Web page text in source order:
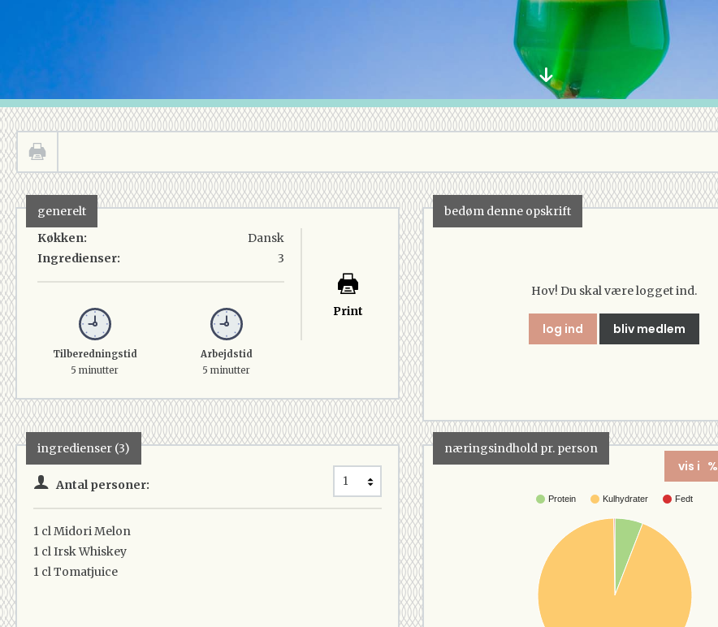
generelt
Køkken:
Ingredienser:
Dansk
3
Tilberedningstid
5 minutter
Arbejdstid
5 minutter
Print
bedøm denne opskrift
Hov! Du skal være logget ind.
log ind bliv medlem
ingredienser (3)
Antal personer:
1 clMidori Melon
1 clIrsk Whiskey
1 clTomatjuice
næringsindhold pr. person
vis i %
Protein Kulhydrater Fedt